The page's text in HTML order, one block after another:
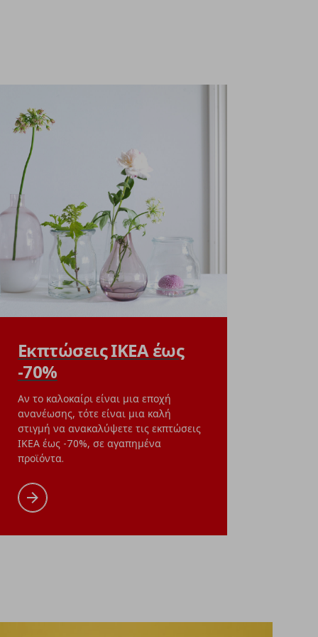
λάστιχο, 180x200 cm
€ 17,99
τιμή€ 9,99
(9)
στο καλάθι
Εκπτώσεις ΙΚΕΑ έως
-70%
Αν το καλοκαίρι είναι μια εποχή
ανανέωσης, τότε είναι μια καλή
στιγμή να ανακαλύψετε τις εκπτώσεις
ΙΚΕΑ έως -70%, σε αγαπημένα
προϊόντα.